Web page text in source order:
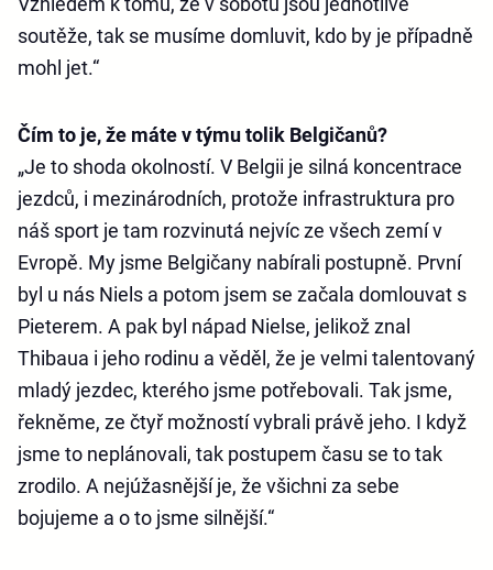
soutěže, tak se musíme domluvit, kdo by je případně
mohl jet.“
Čím to je, že máte v týmu tolik Belgičanů?
„Je to shoda okolností. V Belgii je silná koncentrace
jezdců, i mezinárodních, protože infrastruktura pro
náš sport je tam rozvinutá nejvíc ze všech zemí v
Evropě. My jsme Belgičany nabírali postupně. První
byl u nás Niels a potom jsem se začala domlouvat s
Pieterem. A pak byl nápad Nielse, jelikož znal
Thibaua i jeho rodinu a věděl, že je velmi talentovaný
mladý jezdec, kterého jsme potřebovali. Tak jsme,
řekněme, ze čtyř možností vybrali právě jeho. I když
jsme to neplánovali, tak postupem času se to tak
zrodilo. A nejúžasnější je, že všichni za sebe
bojujeme a o to jsme silnější.“